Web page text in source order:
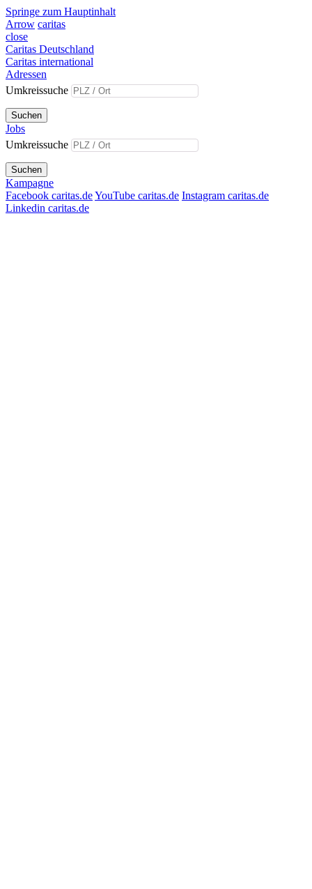
Springe zum Hauptinhalt
Arrow caritas
close
Caritas Deutschland
Caritas international
Adressen
Umkreissuche
Suchen
Jobs
Umkreissuche
Suchen
Kampagne
Facebook caritas.deYouTube caritas.de Instagram caritas.de
Linkedin caritas.de